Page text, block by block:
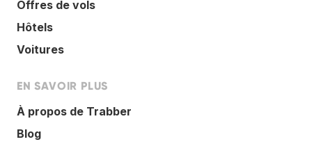
Offres de vols
Hôtels
Voitures
EN SAVOIR PLUS
À propos de Trabber
Blog